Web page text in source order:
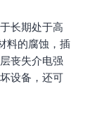
长期处于高
料的腐蚀，插
丧失介电强
设备，还可